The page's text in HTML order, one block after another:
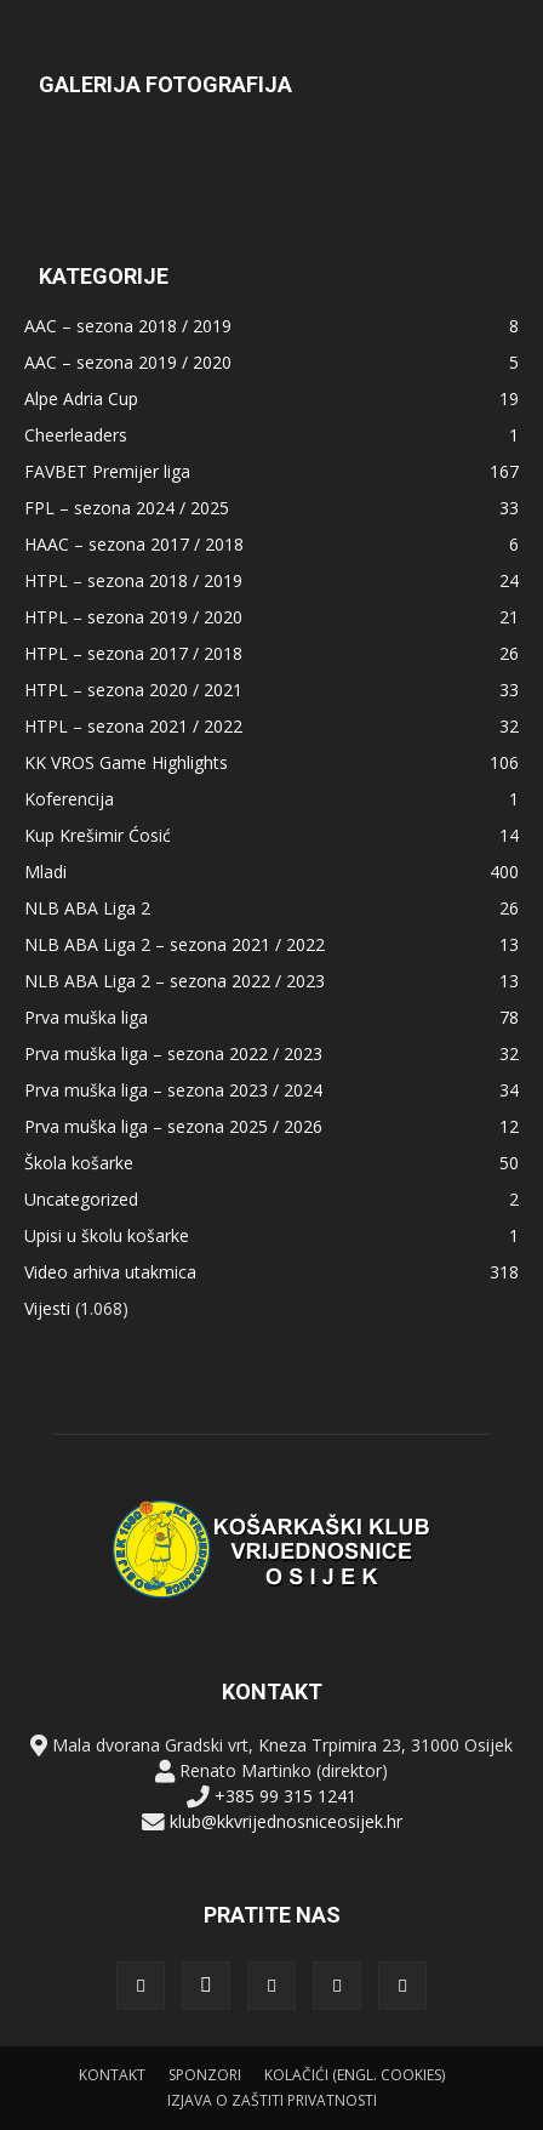
GALERIJA FOTOGRAFIJA
KATEGORIJE
AAC – sezona 2018 / 2019
8
AAC – sezona 2019 / 2020
5
Alpe Adria Cup
19
Cheerleaders
1
FAVBET Premijer liga
167
FPL – sezona 2024 / 2025
33
HAAC – sezona 2017 / 2018
6
HTPL – sezona 2018 / 2019
24
HTPL – sezona 2019 / 2020
21
HTPL – sezona 2017 / 2018
26
HTPL – sezona 2020 / 2021
33
HTPL – sezona 2021 / 2022
32
KK VROS Game Highlights
106
Koferencija
1
Kup Krešimir Ćosić
14
Mladi
400
NLB ABA Liga 2
26
NLB ABA Liga 2 – sezona 2021 / 2022
13
NLB ABA Liga 2 – sezona 2022 / 2023
13
Prva muška liga
78
Prva muška liga – sezona 2022 / 2023
32
Prva muška liga – sezona 2023 / 2024
34
Prva muška liga – sezona 2025 / 2026
12
Škola košarke
50
Uncategorized
2
Upisi u školu košarke
1
Video arhiva utakmica
318
Vijesti (1.068)
KONTAKT
Mala dvorana Gradski vrt, Kneza Trpimira 23, 31000 Osijek
Renato Martinko (direktor)
+385 99 315 1241
klub@kkvrijednosniceosijek.hr
PRATITE NAS
KONTAKT SPONZORI
KOLAČIĆI (ENGL. COOKIES)
IZJAVA O ZAŠTITI PRIVATNOSTI